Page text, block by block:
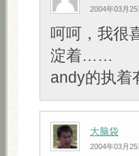
2004年03月
呵呵，我很
淀着……
andy的执着
大脑袋
2004年03月